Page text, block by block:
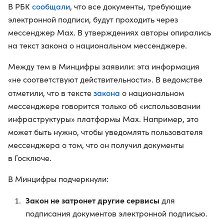
В РБК сообщали, что все документы, требующие
электронной подписи, будут проходить через
мессенджер Max. В утверждениях авторы опирались
на текст закона о национальном мессенджере.
Между тем в Минцифры заявили: эта информация
«не соответствуют действительности». В ведомстве
отметили, что в текстезакона о национальном
мессенджере говорится только об «использовании
инфраструктуры» платформы Max. Например, это
может быть нужно, чтобы уведомлять пользователя
мессенджера о том, что он получил документы
в Госключе.
В Минцифры подчеркнули:
Закон не затронет другие сервисы для
подписания документов электронной подписью.